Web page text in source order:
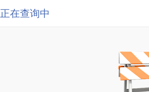
正在查询中